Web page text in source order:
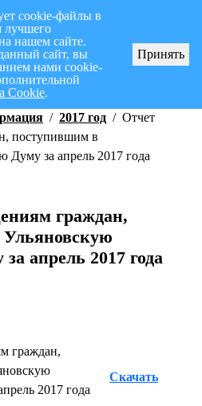
I полугодие 2026 г.
/ 2017 год / Отчет
поступившим в
Думу за апрель 2017 года
граждан,
апрель 2017 года
граждан,
2017 года
Скачать
cookie-файлы в
лучшего
нашем сайте.
сайт, вы
нами cookie-
Cookie.
Принять